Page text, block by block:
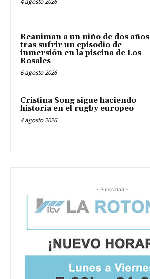
Reaniman a un niño de dos años
tras sufrir un episodio de
inmersión en la piscina de Los
Rosales
6 agosto 2026
Cristina Song sigue haciendo
historia en el rugby europeo
4 agosto 2026
- Publicidad -